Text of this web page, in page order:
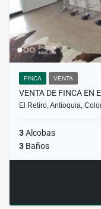
FINCA VENTA
VENTA DE FINCA EN
El Retiro, Antioquia,
3Alcobas
3 Baños